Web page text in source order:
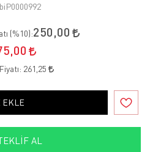
(%10):250,00
261,25
EKLE
AL